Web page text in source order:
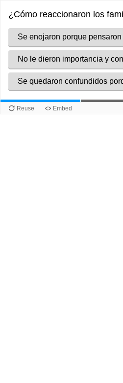
¿Cómo reaccionaron los
Se enojaron porque
No le dieron importancia y
Se quedaron confundidos
Reuse Embed